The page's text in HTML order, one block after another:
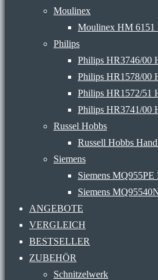
Moulinex
Moulinex HM 6151
Philips
Philips HR3746/00
Philips HR1578/00
Philips HR1572/51
Philips HR3741/00
Russel Hobbs
Russell Hobbs
Siemens
Siemens MQ955PE
Siemens
ANGEBOTE
VERGLEICH
BESTSELLER
ZUBEHÖR
Schnitzelwerk